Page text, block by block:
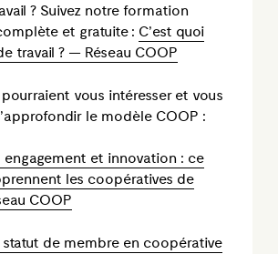
? Suivez notre formation
et gratuite : C’est quoi
travail ? — Réseau COOP
vous intéresser et vous
le modèle COOP :
engagement et innovation : ce
les coopératives de
COOP
statut de membre en coopérative